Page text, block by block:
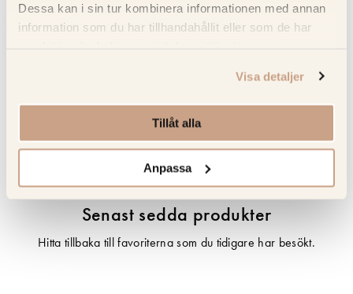
Dessa kan i sin tur kombinera informationen med annan
information som du har tillhandahållit eller som de har
Visa detaljer
Tillåt alla
Anpassa
Specifikation
Om tillverkaren
Senast sedda produkter
Hitta tillbaka till favoriterna som du tidigare har besökt.